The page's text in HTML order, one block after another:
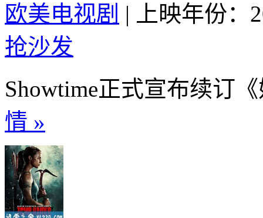
欧美电视剧 |
上映年份：
抢沙发
Showtime正式宣布续订
情 »